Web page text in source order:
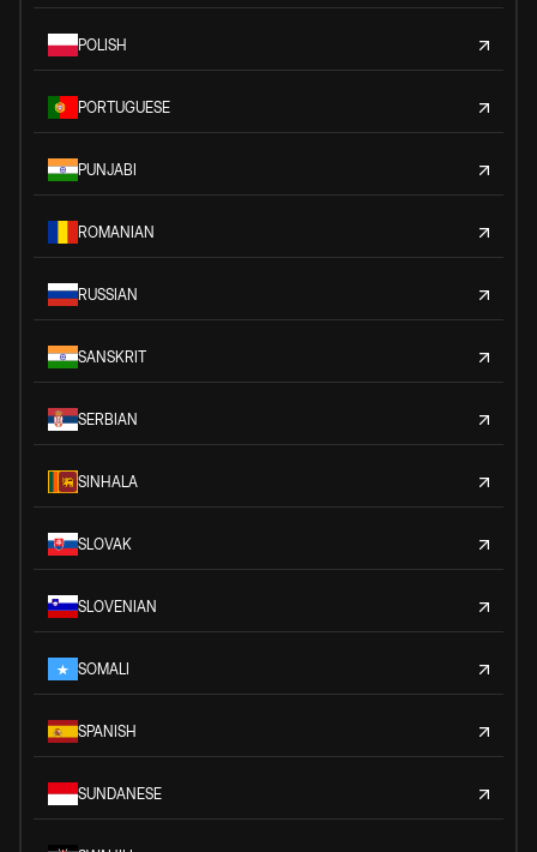
POLISH
PORTUGUESE
PUNJABI
ROMANIAN
RUSSIAN
SANSKRIT
SERBIAN
SINHALA
SLOVAK
SLOVENIAN
SOMALI
SPANISH
SUNDANESE